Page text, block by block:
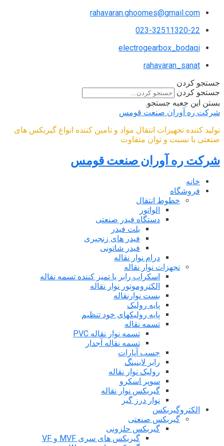
rahavaran.ghoomes@gmail.com
023-32511320-22
electrogearbox_bodaqi
rahavaran_sanat
جستجو کردن
جستجو کردن
بستن این جعبه جستجو.
شرکت ره آوران صنعت قومس
تولید کننده تجهیزات انتقال مواد و تامین کننده انواع گیربکس های
صنعتی با نسبت و توان متفاوت
شرکت ره آوران صنعت قومس
خانه
فروشگاه
خطوط انتقال
الواتور
دستگاه فیدر صنعتی
بلت فیدر
فیدر های زنجیری
فیدر شاتونی
درام نوار نقاله
تجهزات نوار نقاله
اسکراب رابر یا تمیز کننده تسمه نقاله
الکتروموتور نوار نقاله
بست نوارنقاله
پایه رولیک
پایه رولیکهای خود تنظیم
تسمه نقاله
تسمه نوار نقاله PVC
تسمه نقاله آجدار
چسب آپارات
رابر لاینینگ
رولیک نوار نقاله
سوپر اسکرو
گیربکس نوار نقاله
نوار درز گیر
الکتروگیربکس
گیربکس صنعتی
گیربکس حلزونی
گیربکس های سری MVF و VF